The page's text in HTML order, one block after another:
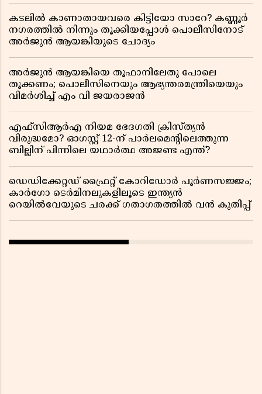
കടലിൽ കാണാതായവരെ കിട്ടിയോ സാറേ? കണ്ണൂർ
നഗരത്തിൽ നിന്നും തൂക്കിയപ്പോൾ പൊലീസിനോട്
അർജുൻ ആയങ്കിയുടെ ചോദ്യം
അർജുൻ ആയങ്കിയെ തൂഫാനിലേതു പോലെ
തൂക്കണം; പൊലീസിനെയും ആഭ്യന്തരമന്ത്രിയെയും
വിമർശിച്ച് എം വി ജയരാജൻ
എഫ്സിആർഎ നിയമ ഭേദഗതി ക്രിസ്ത്യൻ
വിരുദ്ധമോ? ഓഗസ്റ്റ് 12-ന് പാർലമെന്റിലെത്തുന്ന
ബില്ലിന് പിന്നിലെ യഥാർത്ഥ അജണ്ട എന്ത്?
ഡെഡിക്കേറ്റഡ് ഫ്രൈറ്റ് കോറിഡോർ പൂർണസജ്ജം;
കാർഗോ ടെർമിനലുകളിലൂടെ ഇന്ത്യൻ
റെയിൽവേയുടെ ചരക്ക് ഗതാഗതത്തിൽ വൻ കുതിപ്പ്